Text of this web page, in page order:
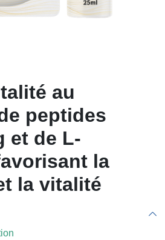
au
peptides
et de L-
la
la vitalité